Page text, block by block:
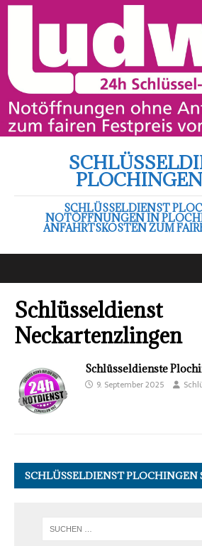
SCHLÜSSELDIENST
NOTÖFFNUNGEN IN
ANFAHRTSKOSTEN ZUM
Schlüsseldienst
Neckartenzlingen
Schlüsseldienste
9. September 2025
SCHLÜSSELDIENST PLOCHINGEN